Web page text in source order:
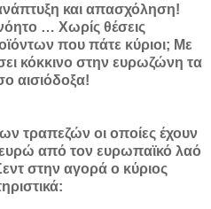
και απασχόληση!
… Χωρίς θέσεις
που πάτε κύριοι; Με
κόκκινο στην ευρωζώνη τα
αισιόδοξα!
τραπεζών οι οποίες έχουν
ευρώ από τον ευρωπαϊκό λαό
στην αγορά ο κύριος